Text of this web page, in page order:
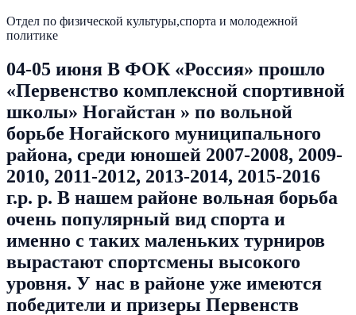
Отдел по физической культуры,спорта и молодежной
политике
04-05 июня В ФОК «Россия» прошло
«Первенство комплексной спортивной
школы» Ногайстан » по вольной
борьбе Ногайского муниципального
района, среди юношей 2007-2008, 2009-
2010, 2011-2012, 2013-2014, 2015-2016
г.р. р. В нашем районе вольная борьба
очень популярный вид спорта и
именно с таких маленьких турниров
вырастают спортсмены высокого
уровня. У нас в районе уже имеются
победители и призеры Первенств